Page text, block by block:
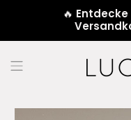
🔥 Entdecke